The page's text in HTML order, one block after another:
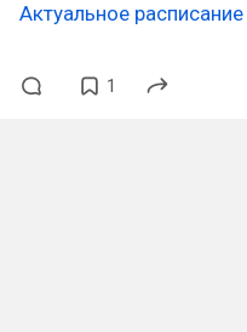
Актуальное расписание
1